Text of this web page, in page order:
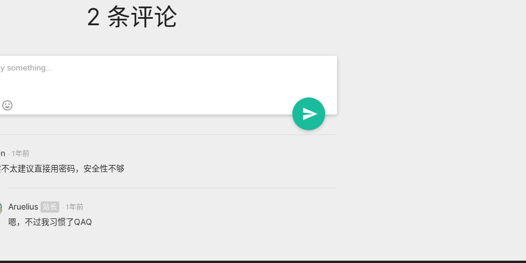
2 条评论
1年前
太建议直接用密码，安全性不够
Aruelius 1年前
嗯，不过我习惯了QAQ